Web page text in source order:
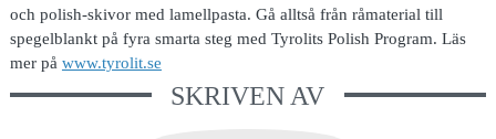
och polish-skivor med lamellpasta. Gå alltså från råmaterial till
spegelblankt på fyra smarta steg med Tyrolits Polish Program. Läs
mer på www.tyrolit.se
SKRIVEN AV